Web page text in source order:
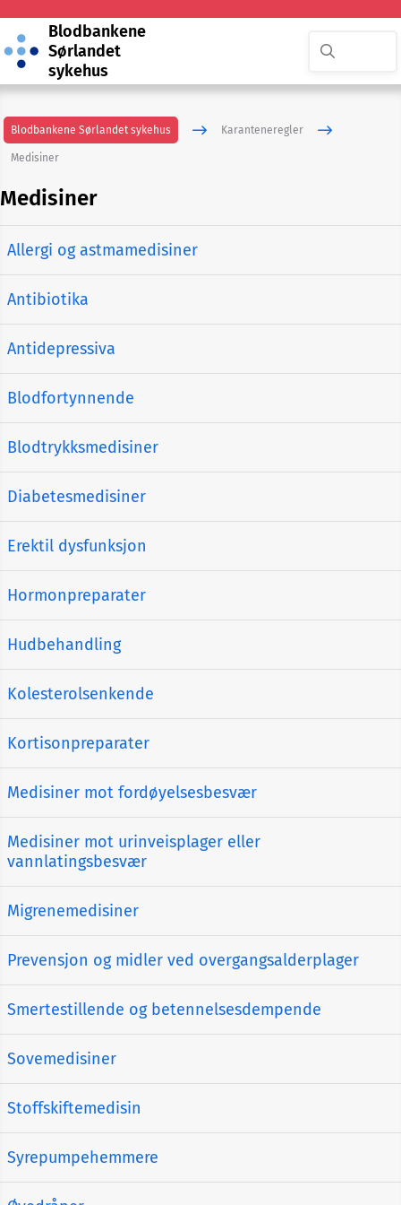
Blodbankene
Sørlandet
sykehus
Blodbankene Sørlandet sykehus Karanteneregler
Medisiner
Medisiner
Allergi og astmamedisiner
Antibiotika
Antidepressiva
Blodfortynnende
Blodtrykksmedisiner
Diabetesmedisiner
Erektil dysfunksjon
Hormonpreparater
Hudbehandling
Kolesterolsenkende
Kortisonpreparater
Medisiner mot fordøyelsesbesvær
Medisiner mot urinveisplager eller
vannlatingsbesvær
Migrenemedisiner
Prevensjon og midler ved overgangsalderplager
Smertestillende og betennelsesdempende
Sovemedisiner
Stoffskiftemedisin
Syrepumpehemmere